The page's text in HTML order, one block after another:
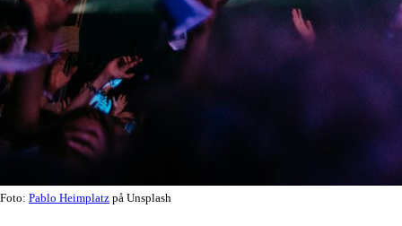
Foto: Pablo Heimplatz på Unsplash